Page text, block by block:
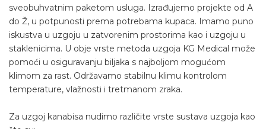
sveobuhvatnim paketom usluga. Izrađujemo projekte od A
do Ž, u potpunosti prema potrebama kupaca. Imamo puno
iskustva u uzgoju u zatvorenim prostorima kao i uzgoju u
staklenicima. U obje vrste metoda uzgoja KG Medical može
pomoći u osiguravanju biljaka s najboljom mogućom
klimom za rast. Održavamo stabilnu klimu kontrolom
temperature, vlažnosti i tretmanom zraka.
Za uzgoj kanabisa nudimo različite vrste sustava uzgoja kao